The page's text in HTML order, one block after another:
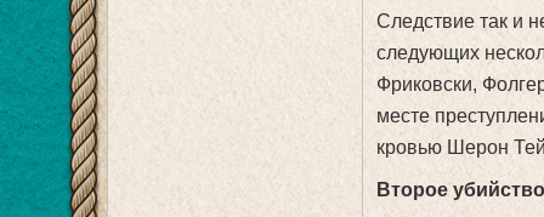
Следствие так и
следующих
Фриковски,
месте
кровью Шерон
Второе